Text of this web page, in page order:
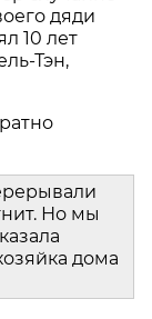
дяди
10 лет
Тэн,
Но мы
дома